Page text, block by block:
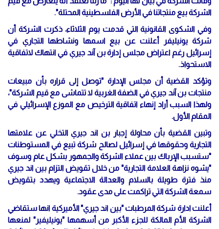
الشركة بيع منتجاتنا في الأرض الفلسطينية المحتلة".
وفي الشكوى القانونية التي قدمت يوم الثلاثاء، ذكرت الشركة أن
شركة يونيليفر أعلنت عن بيع اسمها ونشاطها التجاري في
إسرائيل رغم اعتراض مجلس إدارة بن آند جيري في انتهاك لاتفاقية
الاستحواذ.
وتؤكد القضية أن مجلس الإدارة "توصل إلى قراره بأن مبيعات
منتجات بن آند جيري في الضفة الغربية لا تتماشى مع قيم الشركة"،
ولهذا السبب أراد إنهاء اتفاقية الترخيص مع الموزع الإسرائيلي في
المقام الأول.
وتبين القضية بأن محاولة إجبار بن اند جيري التخلي عن علامتها
التجارية وحقوقها في إسرائيل لصالح شركة تبيع في المستوطنات
"ستسبب الإرباك بين عملاء الشركة والجمهور بشكل عام وسوف
"يشوه نزاهة العلامة التجارية" من خلال تقويض التزام بين اند جيري
منذ فترة طويلة بالسلام والعدالة الاجتماعية ويهدد بتقويض
سمعة الشركة التي تراكمت على مدى عقود.
أعلنت ادارة شركة المرطبات "بين اند جيري" الأميركية انها ستقاضي
الشركة الأم المالكة للجزء الأكبر من أسهمها "يونيليفير" لمنعها